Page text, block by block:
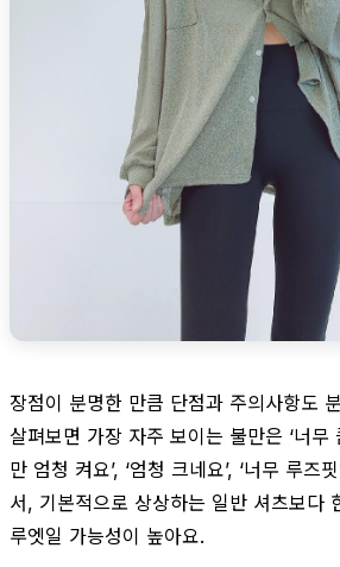
장점이 분명한 만큼 단점과 주의사항도
살펴보면 가장 자주 보이는 불만은 ‘너무
만 엄청 켜요’, ‘엄청 크네요’, ‘너무 루즈
서, 기본적으로 상상하는 일반 셔츠보다
루엣일 가능성이 높아요.